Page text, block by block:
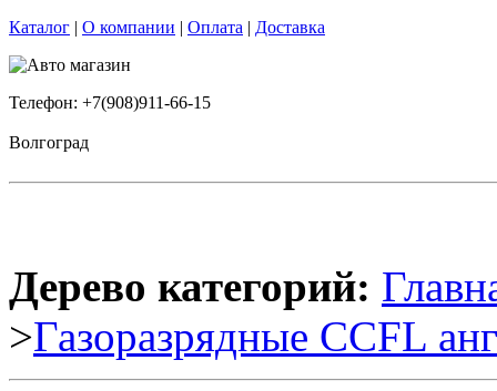
Каталог | О компании | Оплата | Доставка
Телефон: +7(908)911-66-15
Волгоград
Дерево категорий:
>Газоразрядные CCFL